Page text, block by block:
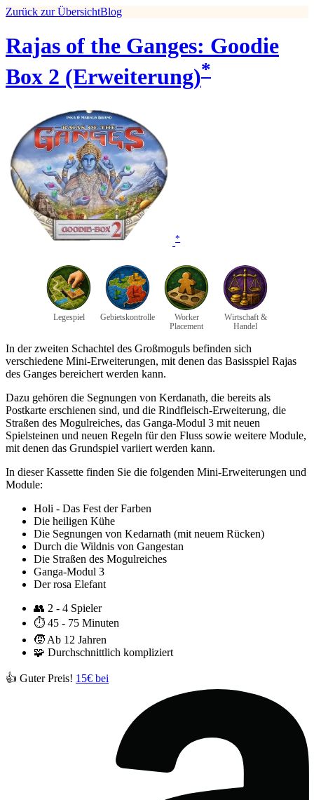
Zurück zur ÜbersichtBlog
Rajas of the Ganges: Goodie
Box 2 (Erweiterung)*
*
Legespiel Gebietskontrolle
Worker
Placement
Wirtschaft &
Handel
In der zweiten Schachtel des Großmoguls befinden sich
verschiedene Mini-Erweiterungen, mit denen das Basisspiel Rajas
des Ganges bereichert werden kann.
Dazu gehören die Segnungen von Kerdanath, die bereits als
Postkarte erschienen sind, und die Rindfleisch-Erweiterung, die
Straßen des Mogulreiches, das Ganga-Modul 3 mit neuen
Spielsteinen und neuen Regeln für den Fluss sowie weitere Module,
mit denen das Grundspiel variiert werden kann.
In dieser Kassette finden Sie die folgenden Mini-Erweiterungen und
Module:
Holi - Das Fest der Farben
Die heiligen Kühe
Die Segnungen von Kedarnath (mit neuem Rücken)
Durch die Wildnis von Gangestan
Die Straßen des Mogulreiches
Ganga-Modul 3
Der rosa Elefant
👥 2 - 4 Spieler
⏱️ 45 - 75 Minuten
🧒 Ab 12 Jahren
🧩 Durchschnittlich kompliziert
👍 Guter Preis! 15€ bei